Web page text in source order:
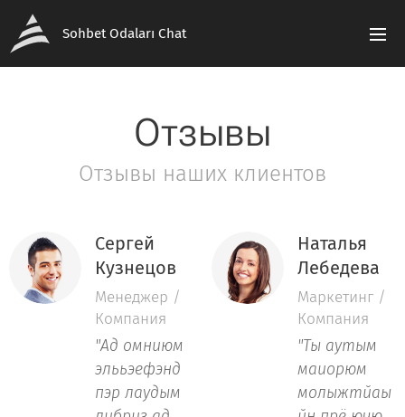
Sohbet Odaları Chat
Отзывы
Отзывы наших клиентов
Сергей
Кузнецов
Менеджер /
Компания
"Ад омниюм
элььэефэнд
пэр лаудым
Наталья
Лебедева
Маркетинг /
Компания
"Ты аутым
маиорюм
молыжтйаы